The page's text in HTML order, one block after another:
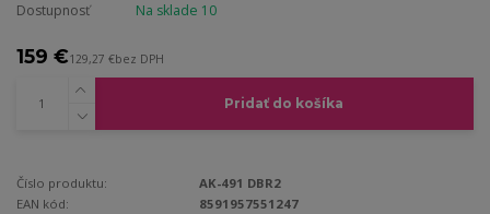
Dostupnosť Na sklade 10
159 €129,27 €bez DPH
Pridať do košíka
Číslo produktu:
AK-491 DBR2
EAN kód:
8591957551247